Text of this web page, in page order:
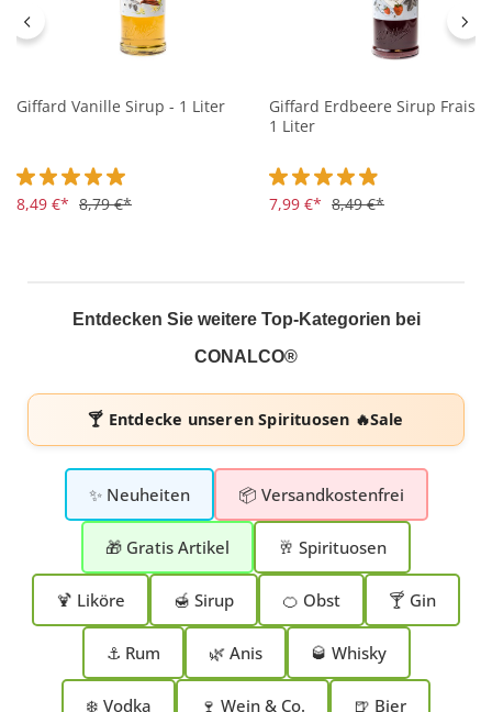
Giffard Vanille Sirup - 1 Liter
Durchschnittliche Bewertung von 5 von 5 Sternen
8,49 €* 8,79 €*
Giffard Erdbeere Sirup Fraise
1 Liter
Durchschnittliche
7,99 €* 8,49 €*
Entdecken Sie weitere Top-Kategorien bei
CONALCO®
🍸 Entdecke unserenSpirituosen 🔥Sale
✨ Neuheiten 📦 Versandkostenfrei
🎁 Gratis Artikel 🥂 Spirituosen
🍹 Liköre 🍯 Sirup 🍊 Obst 🍸 Gin
⚓ Rum 🌿 Anis 🥃 Whisky
❄️ Vodka 🍷 Wein & Co. 🍺 Bier